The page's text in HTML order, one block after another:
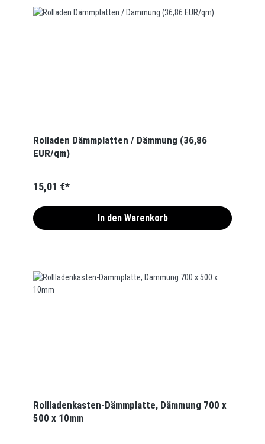
Rolladen Dämmplatten / Dämmung (36,86
EUR/qm)
15,01 €*
In den Warenkorb
Rollladenkasten-Dämmplatte, Dämmung 700 x
500 x 10mm